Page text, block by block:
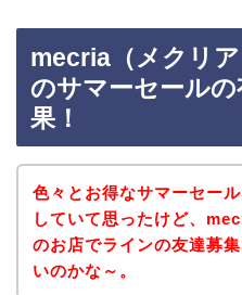
mecria（メクリ
のサマーセール
果！
色々とお得なサマーセー
していて思ったけど、
のお店でラインの友達募
いのかな～。